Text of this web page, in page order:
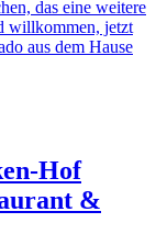
das eine weitere
willkommen, jetzt
aus dem Hause
Hof
&